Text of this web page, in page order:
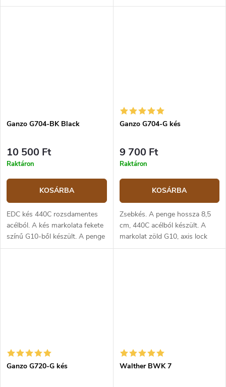
holkeres élezéssel 7,1 cm
váratlan helyzetekben.
Ganzo G704-BK Black
10 500 Ft
Raktáron
KOSÁRBA
EDC kés 440C rozsdamentes
acélból. A kés markolata fekete
színű G10-ből készült. A penge
hossza 8,5 cm.
Ganzo G704-G kés
9 700 Ft
Raktáron
KOSÁRBA
Zsebkés. A penge hossza 8,5
cm, 440C acélból készült. A
markolat zöld G10, axis lock
típusú zárral.
Ganzo G720-G kés Walther BWK 7